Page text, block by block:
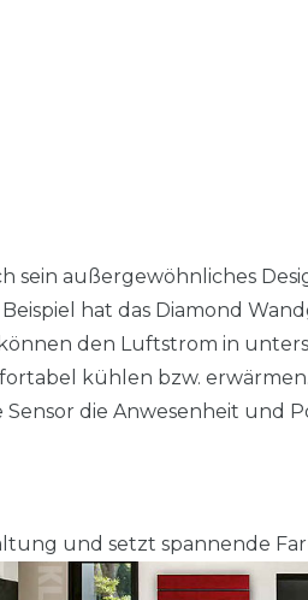
außergewöhnliches
hat das Diamond
den Luftstrom in
kühlen bzw.
die Anwesenheit und
und setzt spannende